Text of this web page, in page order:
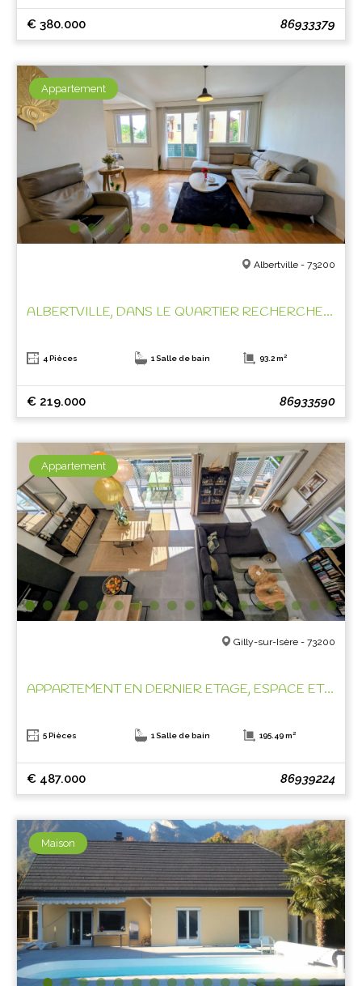
€ 380.000 86933379
Appartement
Albertville - 73200
ALBERTVILLE, DANS LE QUARTIER RECHERCHE DE ST SIGISMOND!
4 Pièces 1 Salle de bain 93.2 m²
€ 219.000 86933590
Appartement
Gilly-sur-Isère - 73200
APPARTEMENT EN DERNIER ETAGE, ESPACE ET CLARTE !
5 Pièces 1 Salle de bain 195.49 m²
€ 487.000 86939224
Maison